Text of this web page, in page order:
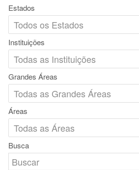
Estados
Instituições
Grandes Áreas
Áreas
Busca